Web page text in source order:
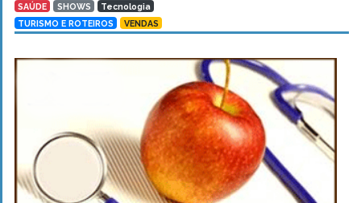
SAÚDE
SHOWS
Tecnologia
TURISMO E ROTEIROS
VENDAS